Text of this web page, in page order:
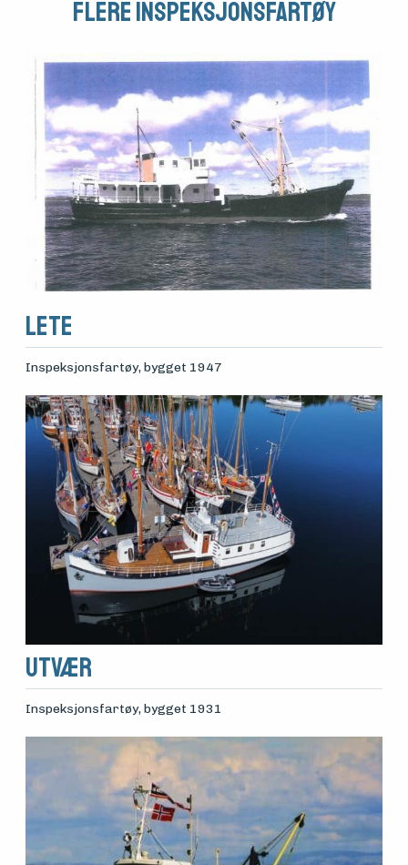
Flere Inspeksjonsfartøy
Lete
Inspeksjonsfartøy, bygget 1947
Utvær
Inspeksjonsfartøy, bygget 1931